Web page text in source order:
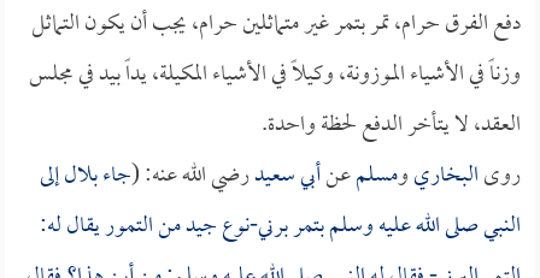
دفع الفرق حرام، تمر بتمر غير متماثلين حرام، يجب أن يكون التماثل
وزناً في الأشياء الموزونة، وكيلاً في الأشياء المكيلة، يداً بيد في مجلس
العقد، لا يتأخر الدفع لحظة واحدة.
روىالبخاريومسلمعنأبي سعيدرضي الله عنه: (جاءبلالإلى
النبي صلى الله عليه وسلم بتمر برني-نوع جيد من التمور يقال له: